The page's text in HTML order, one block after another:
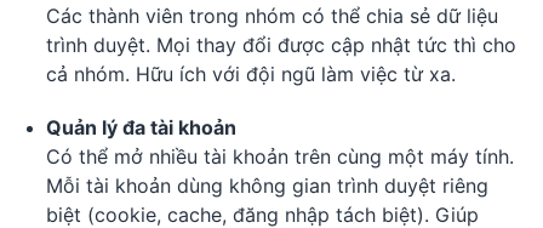
Các thành viên trong nhóm có thể chia sẻ dữ liệu
trình duyệt. Mọi thay đổi được cập nhật tức thì cho
cả nhóm. Hữu ích với đội ngũ làm việc từ xa.
Quản lý đa tài khoản
Có thể mở nhiều tài khoản trên cùng một máy tính.
Mỗi tài khoản dùng không gian trình duyệt riêng
biệt (cookie, cache, đăng nhập tách biệt). Giúp